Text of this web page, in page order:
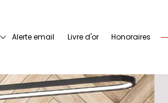
alerte email livre d'or honoraires